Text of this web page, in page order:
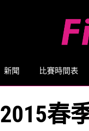
新聞 比賽時間表
2015春